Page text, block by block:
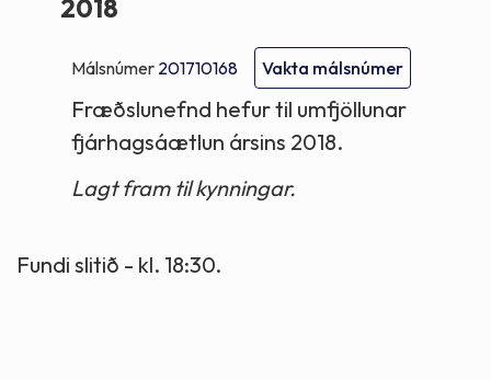
2018
Málsnúmer 201710168 Vakta málsnúmer
Fræðslunefnd hefur til umfjöllunar
fjárhagsáætlun ársins 2018.
Lagt fram til kynningar.
Fundi slitið - kl. 18:30.